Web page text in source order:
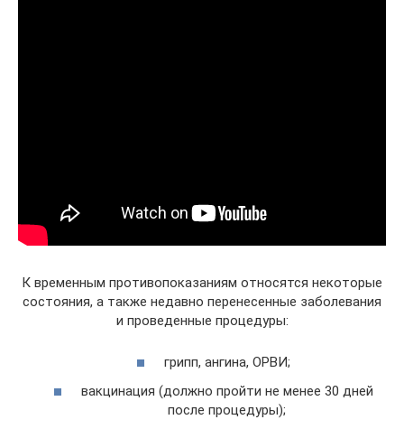
К временным противопоказаниям относятся некоторые
состояния, а также недавно перенесенные заболевания
и проведенные процедуры:
грипп, ангина, ОРВИ;
вакцинация (должно пройти не менее 30 дней
после процедуры);